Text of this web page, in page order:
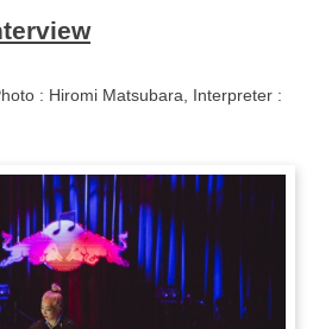
: Hiromi Matsubara, Interpreter :